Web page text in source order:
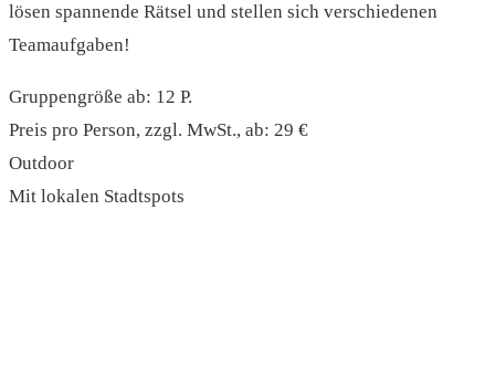
lösen spannende Rätsel und stellen sich verschiedenen
Teamaufgaben!
Gruppengröße ab: 12 P.
Preis pro Person, zzgl. MwSt., ab: 29 €
Outdoor
Mit lokalen Stadtspots